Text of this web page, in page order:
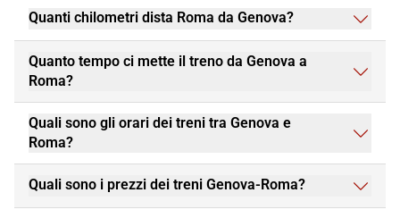
Quanti chilometri dista Roma da Genova?
Quanto tempo ci mette il treno da Genova a
Roma?
Quali sono gli orari dei treni tra Genova e
Roma?
Quali sono i prezzi dei treni Genova-Roma?